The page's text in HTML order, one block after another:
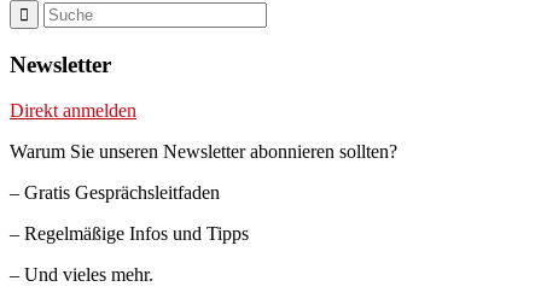
Newsletter
Direkt anmelden
Warum Sie unseren Newsletter abonnieren sollten?
– Gratis Gesprächsleitfaden
– Regelmäßige Infos und Tipps
– Und vieles mehr.